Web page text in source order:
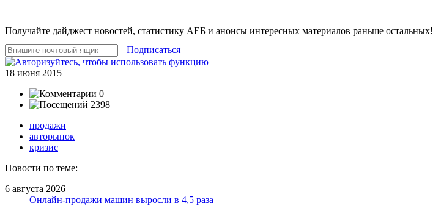
Получайте дайджест новостей, статистику АЕБ и анонсы интересных материалов раньше остальных!
Подписаться
18 июня 2015
0
2398
продажи
авторынок
кризис
Новости по теме:
6 августа 2026
Онлайн-продажи машин выросли в 4,5 раза